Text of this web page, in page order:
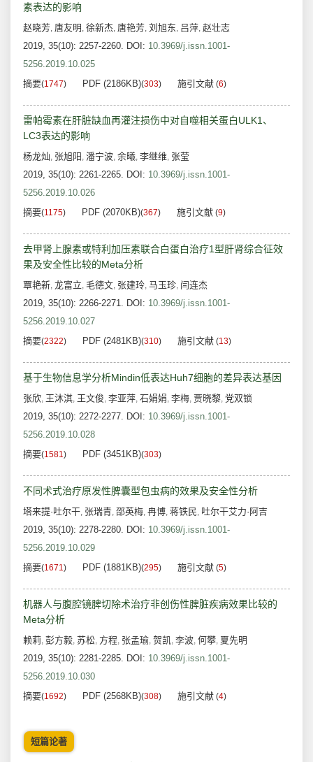
素表达的影响
赵晓芳, 唐友明 , 徐新杰, 唐艳芳, 刘旭东, 吕萍, 赵壮志
2019, 35(10): 2257-2260. DOI: 10.3969/j.issn.1001-
5256.2019.10.025
摘要(1747) PDF (2186KB)(303) 施引文献 (6)
雷帕霉素在肝脏缺血再灌注损伤中对自噬相关蛋白ULK1、
LC3表达的影响
杨龙灿, 张旭阳 , 潘宁波, 余曦, 李继维, 张莹
2019, 35(10): 2261-2265. DOI: 10.3969/j.issn.1001-
5256.2019.10.026
摘要(1175) PDF (2070KB)(367) 施引文献 (9)
去甲肾上腺素或特利加压素联合白蛋白治疗1型肝肾综合征效
果及安全性比较的Meta分析
覃艳新, 龙富立, 毛德文, 张建玲, 马玉珍, 闫连杰
2019, 35(10): 2266-2271. DOI: 10.3969/j.issn.1001-
5256.2019.10.027
摘要(2322) PDF (2481KB)(310) 施引文献 (13)
基于生物信息学分析Mindin低表达Huh7细胞的差异表达基因
张欣, 王沐淇, 王文俊, 李亚萍, 石娟娟, 李梅, 贾晓黎, 党双锁
2019, 35(10): 2272-2277. DOI: 10.3969/j.issn.1001-
5256.2019.10.028
摘要(1581) PDF (3451KB)(303)
不同术式治疗原发性脾囊型包虫病的效果及安全性分析
塔来提·吐尔干, 张瑞青, 邵英梅, 冉博, 蒋铁民, 吐尔干艾力·阿吉
2019, 35(10): 2278-2280. DOI: 10.3969/j.issn.1001-
5256.2019.10.029
摘要(1671) PDF (1881KB)(295) 施引文献 (5)
机器人与腹腔镜脾切除术治疗非创伤性脾脏疾病效果比较的
Meta分析
赖莉, 彭方毅, 苏松, 方程, 张孟瑜, 贺凯, 李波, 何攀, 夏先明
2019, 35(10): 2281-2285. DOI: 10.3969/j.issn.1001-
5256.2019.10.030
摘要(1692) PDF (2568KB)(308) 施引文献 (4)
短篇论著